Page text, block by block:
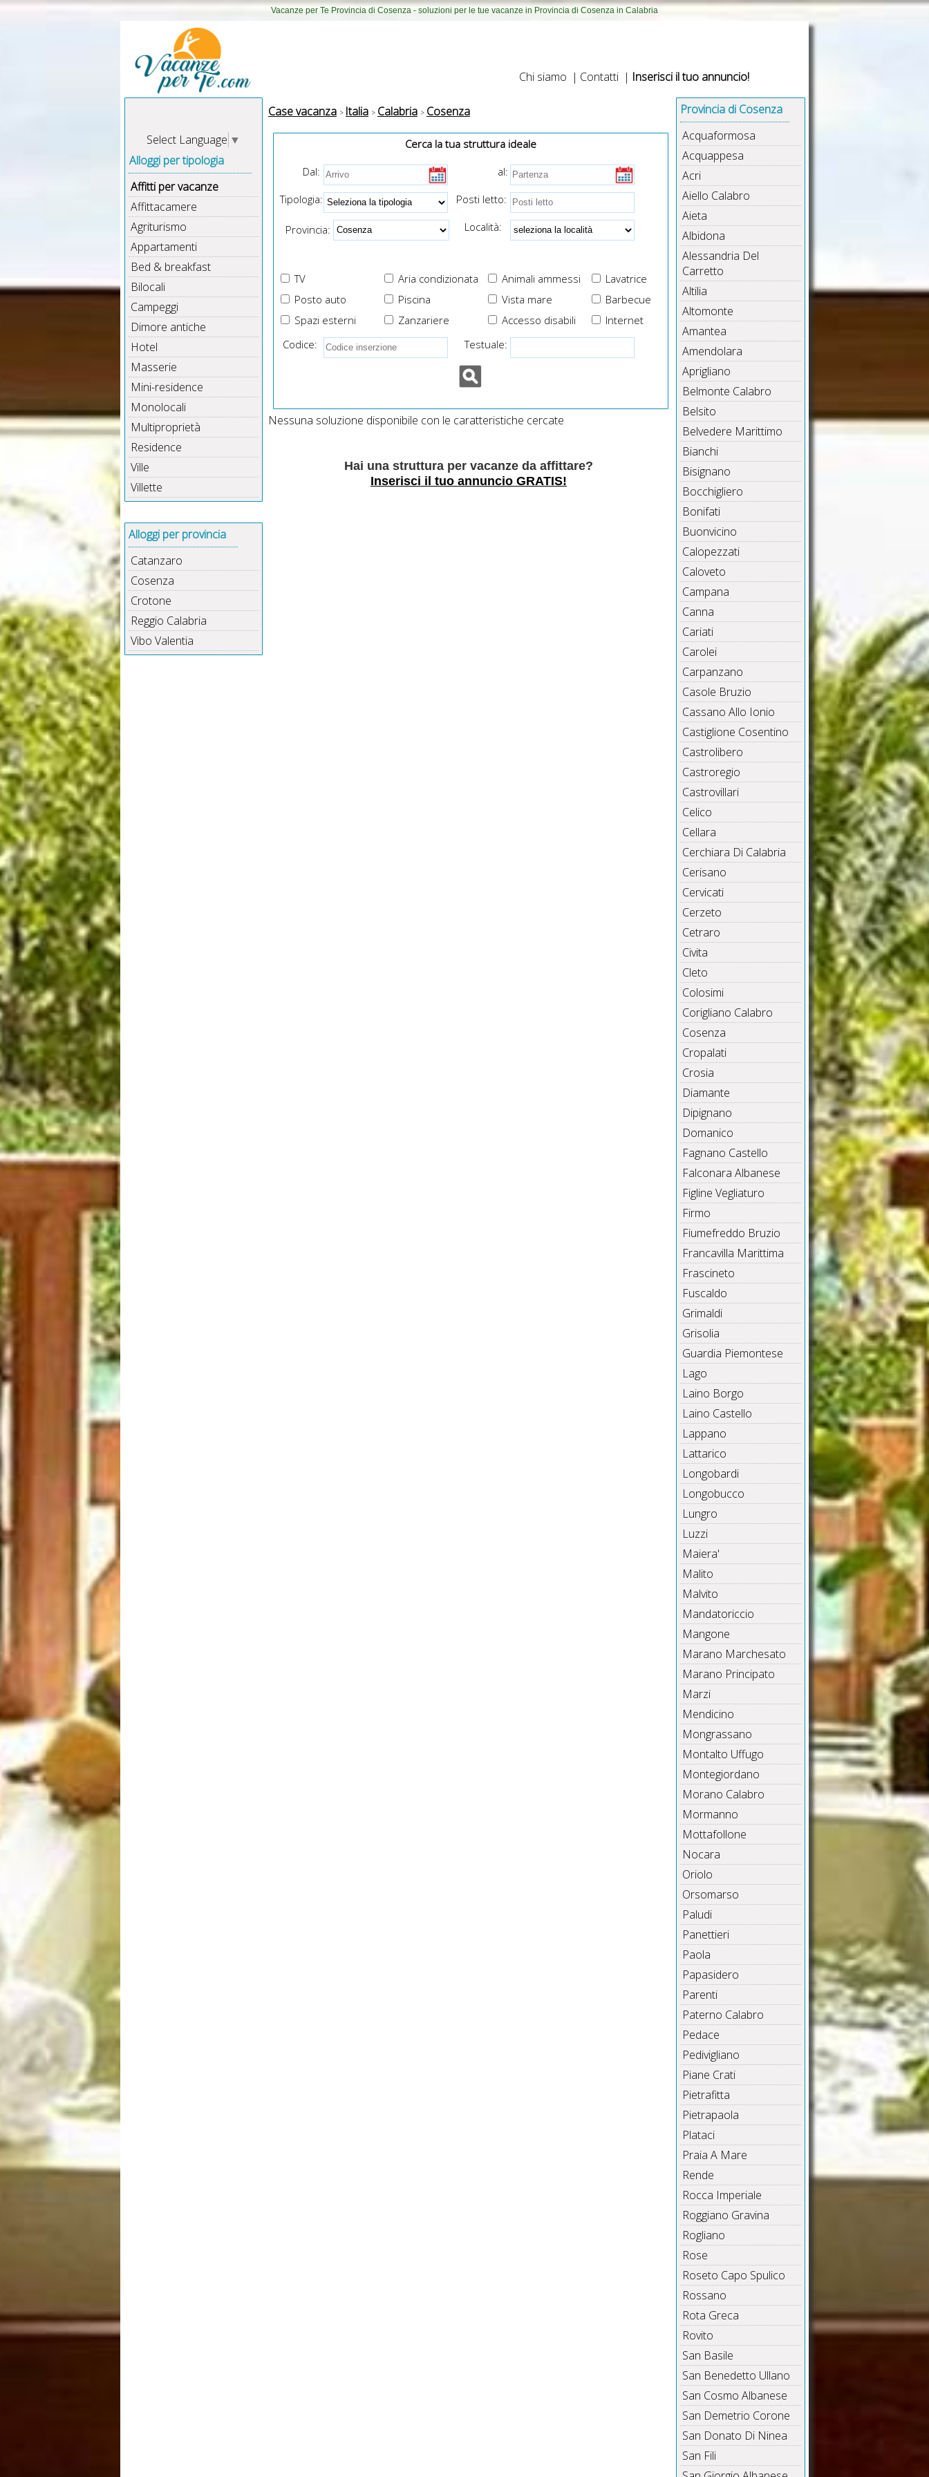
Vacanze per Te Provincia di Cosenza - soluzioni per le tue vacanze in Provincia di Cosenza in Calabria
Chi siamo | Contatti | Inserisci il tuo annuncio!
Select Language ▼
Alloggi per tipologia
Affitti per vacanze
Affittacamere
Agriturismo
Appartamenti
Bed & breakfast
Bilocali
Campeggi
Dimore antiche
Hotel
Masserie
Mini-residence
Monolocali
Multiproprietà
Residence
Ville
Villette
Alloggi per provincia
Catanzaro
Cosenza
Crotone
Reggio Calabria
Vibo Valentia
Case vacanza Italia Calabria Cosenza
Cerca la tua struttura ideale
Dal:
al:
Tipologia:
Posti letto:
Provincia: Località:
TV Aria condizionata Animali ammessi
Lavatrice
Posto auto
Piscina Vista mare
Barbecue
Spazi esterni
Zanzariere Internet
Accesso disabili
Codice:
Testuale:
Nessuna soluzione disponibile con le caratteristiche cercate
Hai una struttura per vacanze da affittare?
Inserisci il tuo annuncio GRATIS!
Provincia di Cosenza
Acquaformosa
Acquappesa
Acri
Aiello Calabro
Aieta
Albidona
Alessandria Del
Carretto
Altilia
Altomonte
Amantea
Amendolara
Aprigliano
Belmonte Calabro
Belsito
Belvedere Marittimo
Bianchi
Bisignano
Bocchigliero
Bonifati
Buonvicino
Calopezzati
Caloveto
Campana
Canna
Cariati
Carolei
Carpanzano
Casole Bruzio
Cassano Allo Ionio
Castiglione Cosentino
Castrolibero
Castroregio
Castrovillari
Celico
Cellara
Cerchiara Di Calabria
Cerisano
Cervicati
Cerzeto
Cetraro
Civita
Cleto
Colosimi
Corigliano Calabro
Cosenza
Cropalati
Crosia
Diamante
Dipignano
Domanico
Fagnano Castello
Falconara Albanese
Figline Vegliaturo
Firmo
Fiumefreddo Bruzio
Francavilla Marittima
Frascineto
Fuscaldo
Grimaldi
Grisolia
Guardia Piemontese
Lago
Laino Borgo
Laino Castello
Lappano
Lattarico
Longobardi
Longobucco
Lungro
Luzzi
Maiera'
Malito
Malvito
Mandatoriccio
Mangone
Marano Marchesato
Marano Principato
Marzi
Mendicino
Mongrassano
Montalto Uffugo
Montegiordano
Morano Calabro
Mormanno
Mottafollone
Nocara
Oriolo
Orsomarso
Paludi
Panettieri
Paola
Papasidero
Parenti
Paterno Calabro
Pedace
Pedivigliano
Piane Crati
Pietrafitta
Pietrapaola
Plataci
Praia A Mare
Rende
Rocca Imperiale
Roggiano Gravina
Rogliano
Rose
Roseto Capo Spulico
Rossano
Rota Greca
Rovito
San Basile
San Benedetto Ullano
San Cosmo Albanese
San Demetrio Corone
San Donato Di Ninea
San Fili